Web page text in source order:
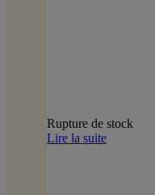
Rupture de stock
Lire la suite